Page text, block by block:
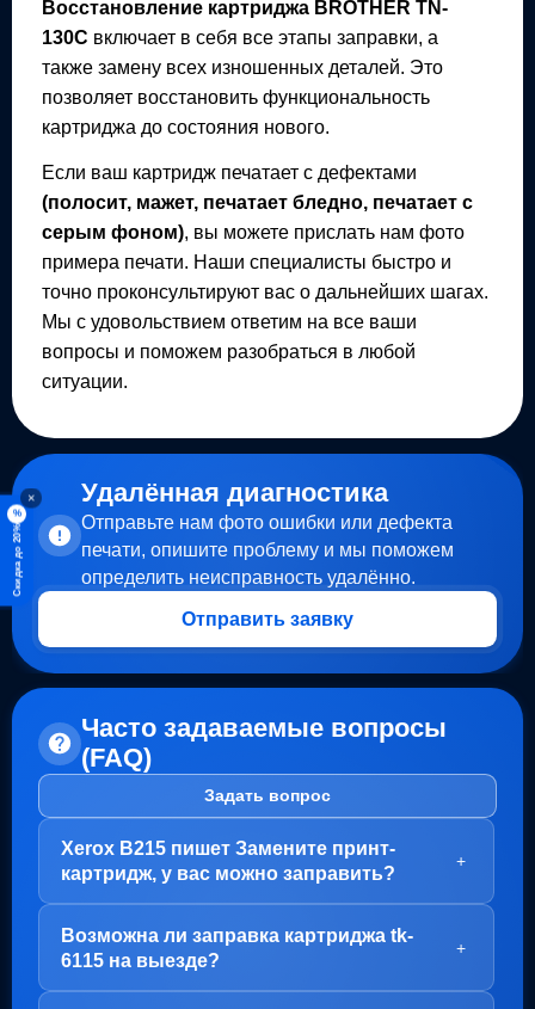
×
%
Скидка до 20%
Восстановление картриджа BROTHER TN-
130C включает в себя все этапы заправки, а
также замену всех изношенных деталей. Это
позволяет восстановить функциональность
картриджа до состояния нового.
Если ваш картридж печатает с дефектами
(полосит, мажет, печатает бледно, печатает с
серым фоном), вы можете прислать нам фото
примера печати. Наши специалисты быстро и
точно проконсультируют вас о дальнейших шагах.
Мы с удовольствием ответим на все ваши
вопросы и поможем разобраться в любой
ситуации.
Удалённая диагностика
Отправьте нам фото ошибки или дефекта
печати, опишите проблему и мы поможем
определить неисправность удалённо.
Отправить заявку
Часто задаваемые вопросы
(FAQ)
Задать вопрос
Xerox B215 пишет Замените принт-
картридж, у вас можно заправить?
+
В вашем случае, заправка картриджа не требуется.
Проблема с блоком барабана (Принт-картридж), у
него просто закончился ресурс.
Возможна ли заправка картриджа tk-
6115 на выезде?
+